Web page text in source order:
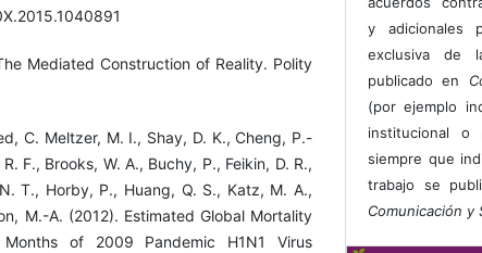
Mediated Construction of Reality. Polity
C. Meltzer, M. I., Shay, D. K., Cheng, P.-
F., Brooks, W. A., Buchy, P., Feikin, D. R.,
T., Horby, P., Huang, Q. S., Katz, M. A.,
M.-A. (2012). Estimated Global Mortality
of 2009 Pandemic H1N1 Virus
y adicionales
exclusiva de
publicado en
(por ejemplo
institucional o
siempre que
trabajo se
Comunicación y